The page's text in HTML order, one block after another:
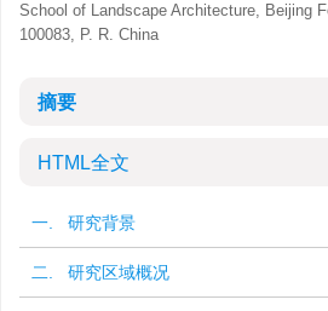
School of Landscape Architecture, Beijing
100083, P. R. China
摘要
HTML全文
一. 研究背景
二. 研究区域概况